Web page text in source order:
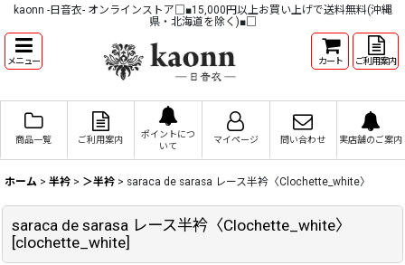
kaonn -日音衣- オンラインストア□■15,000円以上お買い上げで送料無料(沖縄
県・北海道を除く)■□
メニュー カート ご利用案内
商品一覧 ご利用案内
ポイントにつ
いて
マイページ 問い合わせ 実店舗のご案内
ホーム > 半衿 > ＞半衿 > saraca de sarasa レース半衿〈Clochette_white〉
saraca de sarasa レース半衿〈Clochette_white〉
[clochette_white]